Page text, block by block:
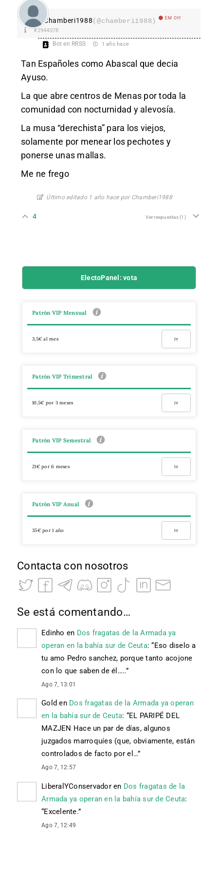
Chamberi1988(@chamberi1988) EM Off
#2944078
Bot en RRSS 1 año hace
Tan Españoles como Abascal que decia
Ayuso.
La que abre centros de Menas por toda la
comunidad con nocturnidad y alevosía.
La musa “derechista” para los viejos,
solamente por menear los pechotes y
ponerse unas mallas.
Me ne frego
Último editado 1 año hace por Chamberi1988
4 Ver respuestas(1)
ElectoPanel: vota
Patrón VIP Mensual
3,5€ al mes Ir
Patrón VIP Trimestral
10,5€ por 3 meses Ir
Patrón VIP Semestral
21€ por 6 meses Ir
Patrón VIP Anual
35€ por 1 año Ir
Contacta con nosotros
Se está comentando…
Edinho en Dos fragatas de la Armada ya
operan en la bahía sur de Ceuta: “Eso diselo a
tu amo Pedro sanchez, porque tanto acojone
con lo que saben de él…..”
Ago 7, 13:01
Gold en Dos fragatas de la Armada ya operan
en la bahía sur de Ceuta: “EL PARIPÉ DEL
MAZJEN Hace un par de días, algunos
juzgados marroquíes (que, obviamente, están
controlados de facto por el…”
Ago 7, 12:57
LiberalYConservadoren Dos fragatas de la
Armada ya operan en la bahía sur de Ceuta:
“Excelente.”
Ago 7, 12:49